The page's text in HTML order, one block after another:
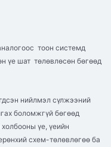
тоон системд
үе шат төлөвлөсөн бөгөөд
нийлмэл сүлжээний
боломжгүй бөгөөд
үе, үеийн
схем-төлөвлөгөө ба